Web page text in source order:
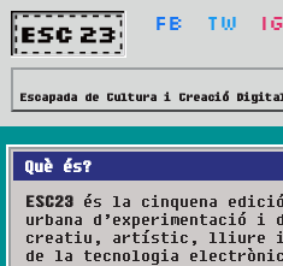
ESC23
Escapada de Cultura i Creació
Fb Tw Ig
Què és?
ESC23 és la cinquena
urbana d’experimentació i
creatiu, artístic, lliure i
de la tecnologia